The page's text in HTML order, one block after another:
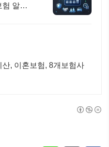
알뜰
, 이혼보험, 8개보험사